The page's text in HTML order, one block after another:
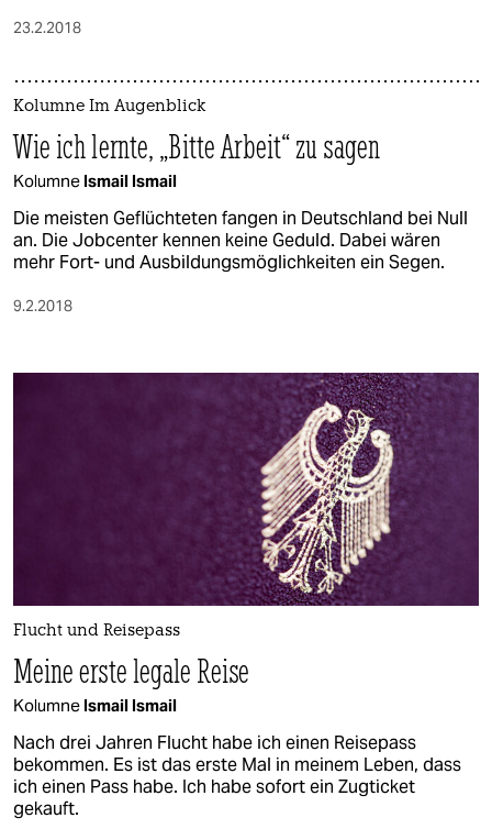
23.2.2018
Kolumne Im Augenblick
Wie ich lernte, „Bitte Arbeit“ zu sagen
Kolumne Ismail Ismail
Die meisten Geflüchteten fangen in Deutschland bei Null
an. Die Jobcenter kennen keine Geduld. Dabei wären
mehr Fort- und Ausbildungsmöglichkeiten ein Segen.
9.2.2018
Flucht und Reisepass
Meine erste legale Reise
Kolumne Ismail Ismail
Nach drei Jahren Flucht habe ich einen Reisepass
bekommen. Es ist das erste Mal in meinem Leben, dass
ich einen Pass habe. Ich habe sofort ein Zugticket
gekauft.